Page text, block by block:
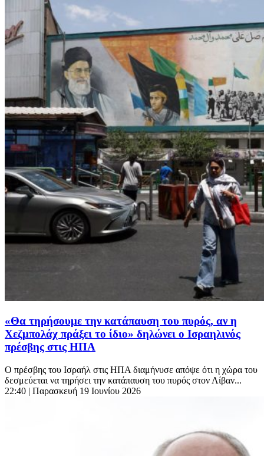
«Θα τηρήσουμε την κατάπαυση του πυρός, αν η
Χεζμπολάχ πράξει το ίδιο» δηλώνει ο Ισραηλινός
πρέσβης στις ΗΠΑ
Ο πρέσβης του Ισραήλ στις ΗΠΑ διαμήνυσε απόψε ότι η χώρα του
δεσμεύεται να τηρήσει την κατάπαυση του πυρός στον Λίβαν...
22:40 | Παρασκευή 19 Ιουνίου 2026